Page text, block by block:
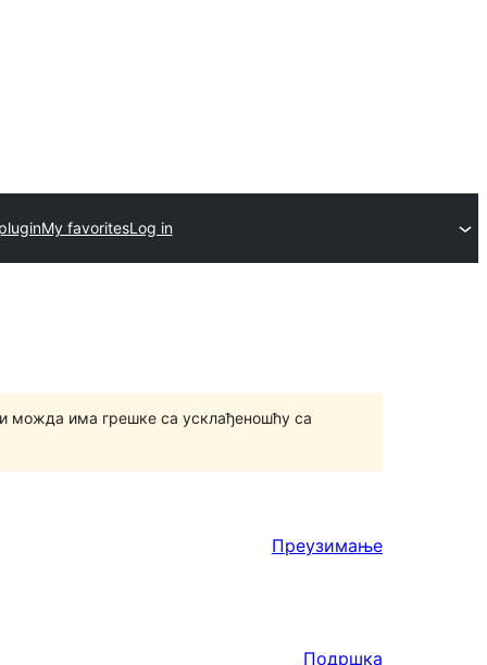
My favoritesLog in
има грешке са усклађеношћу са
Преузимање
Подршка